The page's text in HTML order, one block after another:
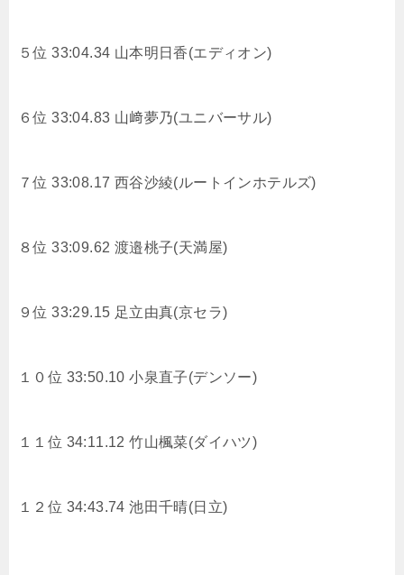
５位 33:04.34 山本明日香(エディオン)
６位 33:04.83 山﨑夢乃(ユニバーサル)
７位 33:08.17 西谷沙綾(ルートインホテルズ)
８位 33:09.62 渡邉桃子(天満屋)
９位 33:29.15 足立由真(京セラ)
１０位 33:50.10小泉直子(デンソー)
１１位 34:11.12竹山楓菜(ダイハツ)
１２位 34:43.74池田千晴(日立)